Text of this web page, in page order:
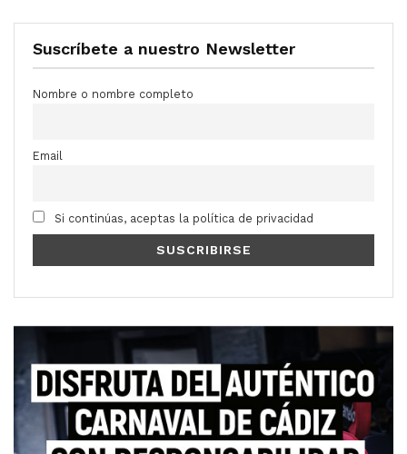
Suscríbete a nuestro Newsletter
Nombre o nombre completo
Email
Si continúas, aceptas la política de privacidad